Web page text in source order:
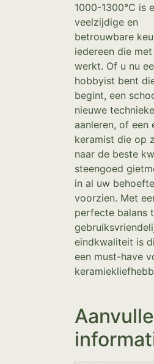
1000-1300°C is
veelzijdige en
betrouwbare
iedereen die
werkt. Of u nu
hobbyist bent
begint, een
nieuwe
aanleren, of een
keramist die op
naar de beste
steengoed
in al uw
voorzien. Met
perfecte balans
eindkwaliteit is
een must-have